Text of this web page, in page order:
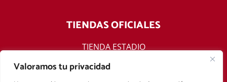
Valoramos tu privacidad
TIENDAS OFICIALES
TIENDA ESTADIO
TIENDA ONLINE